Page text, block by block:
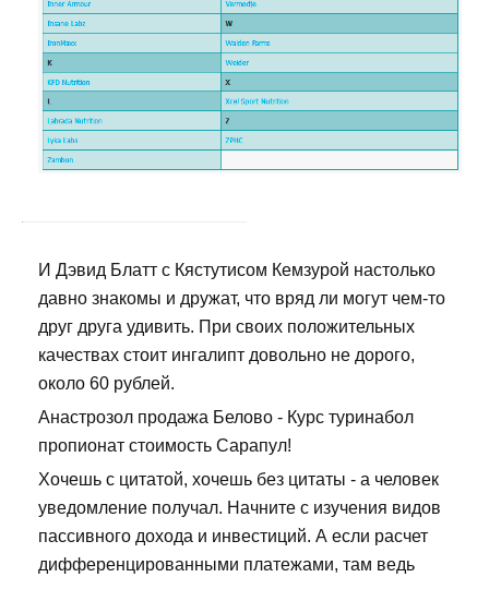
И Дэвид Блатт с Кястутисом Кемзурой настолько
давно знакомы и дружат, что вряд ли могут чем-то
друг друга удивить. При своих положительных
качествах стоит ингалипт довольно не дорого,
около 60 рублей.
Анастрозол продажа Белово - Курс туринабол
пропионат стоимость Сарапул!
Хочешь с цитатой, хочешь без цитаты - а человек
уведомление получал. Начните с изучения видов
пассивного дохода и инвестиций. А если расчет
дифференцированными платежами, там ведь